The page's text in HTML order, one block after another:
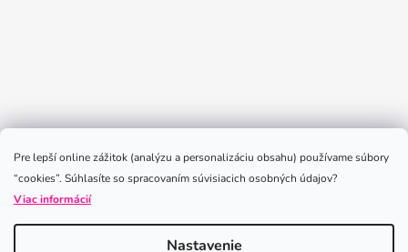
Pre lepší online zážitok (analýzu a personalizáciu obsahu) používame súbory
“cookies”. Súhlasíte so spracovaním súvisiacich osobných údajov?
Viac informácií
Nastavenie
Sledovať na Instagrame